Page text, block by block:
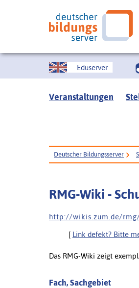
Eduserver
Veranstaltungen
Deutscher Bildungsserver
RMG-Wiki -
h t t p : / / w i k i s . z u m . d e / r m g
[ Link defekt? Bitte
Das RMG-Wiki zeigt
Fach, Sachgebiet